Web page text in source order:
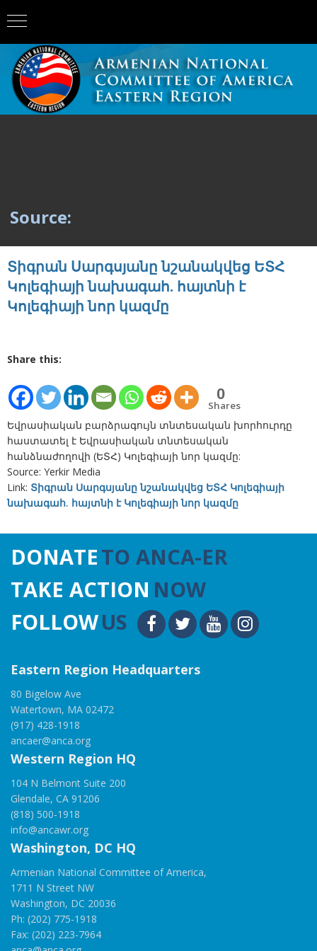
Source:
Տիգրան Սարգսյանը նշանակվեց ԵՏՀ
Կոլեգիայի նախագահ. հայտնի է
Կոլեգիայի նոր կազմը
Share this:
0
Shares
Եվրասիական բարձրագույն տնտեսական խորհուրդը
հաստատել է Եվրասիական տնտեսական
հանձնաժողովի (ԵՏՀ) Կոլեգիայի նոր կազմը:
Source: Yerkir Media
Link: Տիգրան Սարգսյանը նշանակվեց ԵՏՀ Կոլեգիայի
նախագահ. հայտնի է Կոլեգիայի նոր կազմը
DONATETO ANCA-ER
TAKE ACTION NOW
FOLLOWUS
Eastern Region Headquarters
80 Bigelow Ave
Watertown, MA 02472
(917) 428-1918
ancaer@anca.org
Western Region HQ
104 N Belmont Suite 200
Glendale, CA 91206
(818) 500-1918
info@ancawr.org
Washington, DC HQ
Armenian National Committee of America,
1711 N Street NW
Washington, DC 20036
Ph: (202) 775-1918
Fax: (202) 223-7964